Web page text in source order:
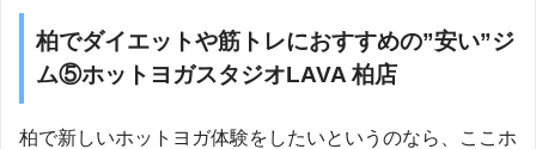
柏でダイエットや筋トレにおすすめの”安い”ジ
ム⑤ホットヨガスタジオLAVA 柏店
柏で新しいホットヨガ体験をしたいというのなら、ここホ